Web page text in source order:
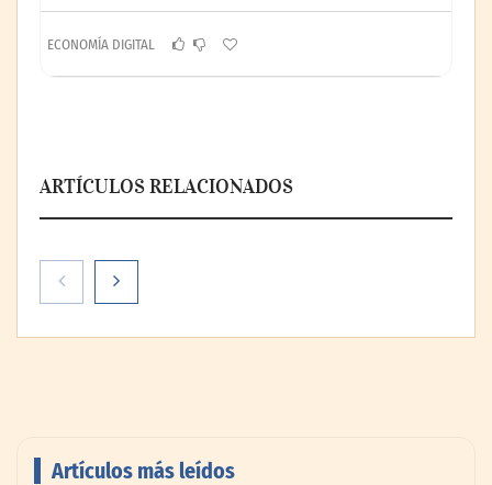
ECONOMÍA DIGITAL
ARTÍCULOS RELACIONADOS
Artículos más leídos